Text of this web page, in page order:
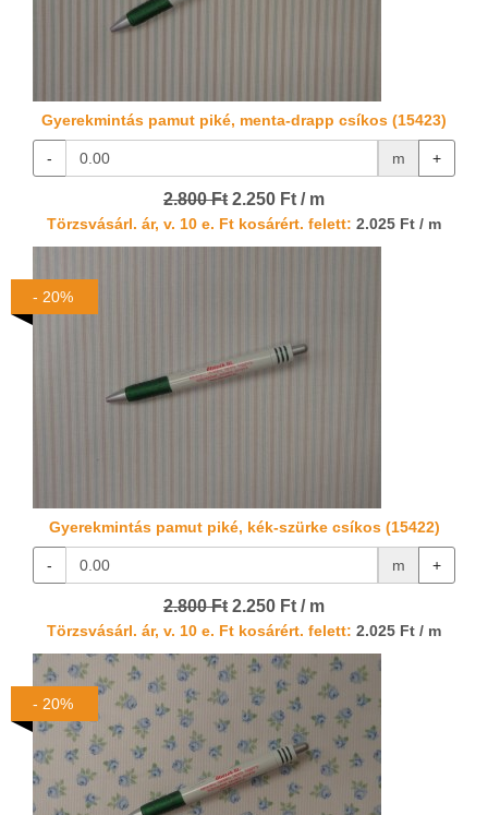
Gyerekmintás pamut piké, menta-drapp csíkos (15423)
- m +
2.800 Ft 2.250 Ft / m
Törzsvásárl. ár, v. 10 e. Ft kosárért. felett: 2.025 Ft / m
Gyerekmintás pamut piké, kék-szürke csíkos (15422)
- m +
2.800 Ft 2.250 Ft / m
Törzsvásárl. ár, v. 10 e. Ft kosárért. felett: 2.025 Ft / m
- 20%
- 20%